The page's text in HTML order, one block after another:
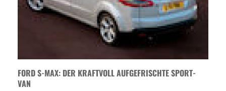
FORD S-MAX: DER KRAFTVOLL AUFGEFRISCHTE SPORT-
VAN